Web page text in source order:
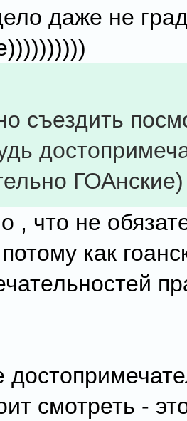
даже не
съездить
ГОАнские)
, что не
как
смотреть -